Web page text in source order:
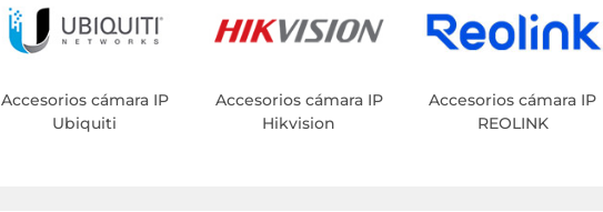
Accesorios cámara IP
Ubiquiti
Accesorios cámara IP
Hikvision
Accesorios cámara IP
REOLINK